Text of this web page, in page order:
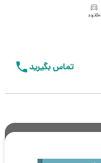
50تردد
تماس بگیرید